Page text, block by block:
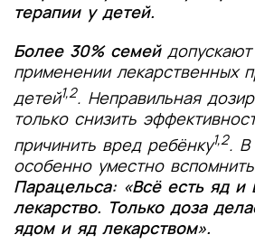
терапии у детей.
Более 30% семей
применении лекарственных
детей1,2. Неправильная
только снизить
причинить вред ребёнку1,2. В
особенно уместно
Парацельса: «Всё есть яд и
лекарство. Только доза
ядом и яд лекарством».